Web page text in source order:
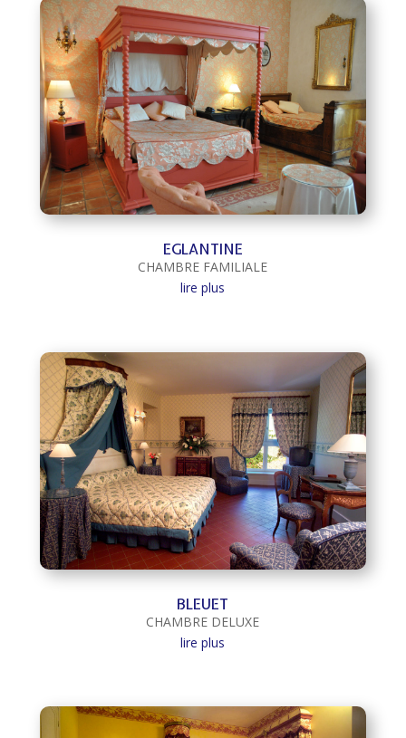
EGLANTINE
CHAMBRE FAMILIALE
lire plus
BLEUET
CHAMBRE DELUXE
lire plus